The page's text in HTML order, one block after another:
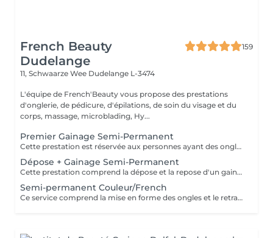
French Beauty
Dudelange
159
11, Schwaarze Wee Dudelange L-3474
L'équipe de French'Beauty vous propose des prestations
d'onglerie, de pédicure, d'épilations, de soin du visage et du
corps, massage, microblading, Hy...
Premier Gainage Semi-Permanent
Cette prestation est réservée aux personnes ayant des ongles naturels, sans vernis semi-permanent ni gel. Le gainage consiste à renforcer votre ongle a l'aide d'une base. La manucure est comprise dans la prestation. Si vous désirez une décoration merci de le sélectionner.
Dépose + Gainage Semi-Permanent
Cette prestation comprend la dépose et la repose d'un gainage semi permanent ainsi que la manucure. Le gainage consiste à renforcer votre ongle a l'aide d'une base. Si vous désirez une décoration merci de le sélectionner. Si un ou plusieurs ongles sont cassés et que vous désirez le rallonger merci de le sélectionner en plus.
Semi-permanent Couleur/French
Ce service comprend la mise en forme des ongles et le retrait des cuticules, la pose d'une couleur/french en semi permanent.